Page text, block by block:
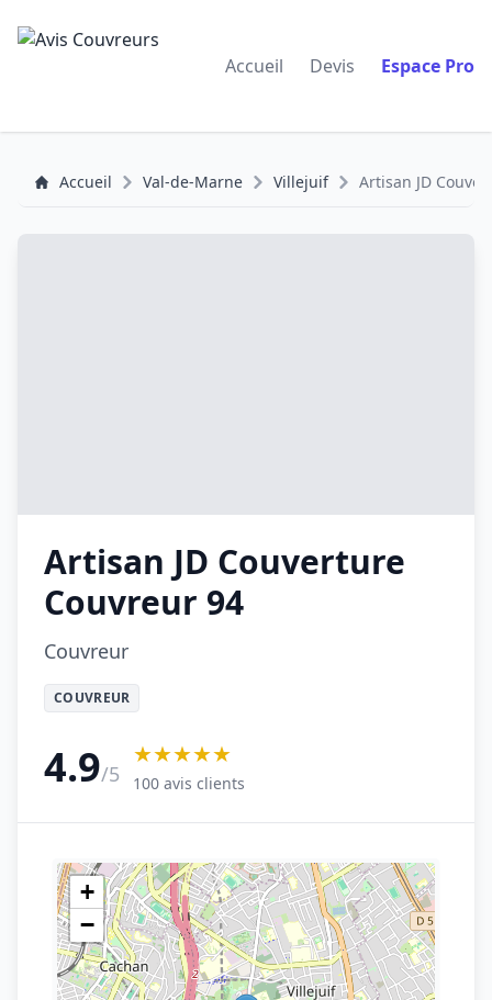
Accueil Devis Espace Pro
Accueil Val-de-Marne Villejuif Artisan JD
Artisan JD Couverture
Couvreur 94
Couvreur
COUVREUR
4.9/5
★★★★★
100 avis clients
+
−